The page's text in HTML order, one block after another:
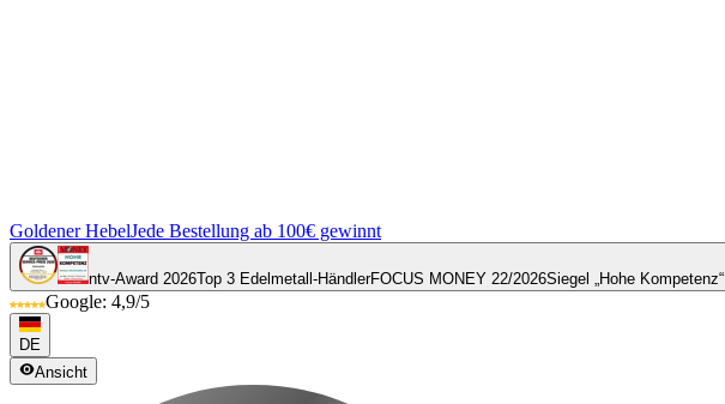
Goldener HebelJede Bestellung ab 100€ gewinnt
ntv-Award 2026Top 3 Edelmetall-HändlerFOCUS MONEY 22/2026Siegel „Hohe Kompetenz“
Google: 4,9/5
DE
Ansicht